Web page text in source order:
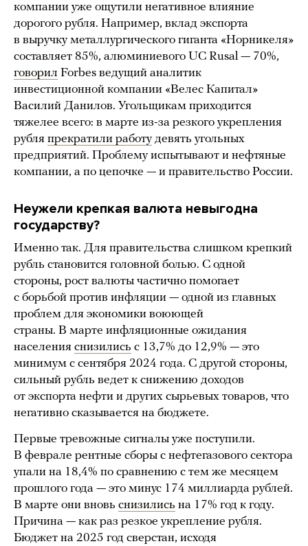
компании уже ощутили негативное влияние
дорогого рубля. Например, вклад экспорта
в выручку металлургического гиганта «Норникеля»
составляет 85%, алюминиевого UC Rusal — 70%,
говорил Forbes ведущий аналитик
инвестиционной компании «Велес Капитал»
Василий Данилов. Угольщикам приходится
тяжелее всего: в марте из-за резкого укрепления
рубля прекратили работудевять угольных
предприятий. Проблему испытывают и нефтяные
компании, а по цепочке — и правительство России.
Неужели крепкая валюта невыгодна
государству?
Именно так. Для правительства слишком крепкий
рубль становится головной болью. С одной
стороны, рост валюты частично помогает
с борьбой против инфляции — одной из главных
проблем для экономики воюющей
страны. В марте инфляционные ожидания
населения снизились с 13,7% до 12,9% — это
минимум с сентября 2024 года. С другой стороны,
сильный рубль ведет к снижению доходов
от экспорта нефти и других сырьевых товаров, что
негативно сказывается на бюджете.
Первые тревожные сигналы уже поступили.
В феврале рентные сборы с нефтегазового сектора
упали на 18,4% по сравнению с тем же месяцем
прошлого года — это минус 174 миллиарда рублей.
В марте они вновь снизились на 17% год к году.
Причина — как раз резкое укрепление рубля.
Бюджет на 2025 год сверстан, исходя